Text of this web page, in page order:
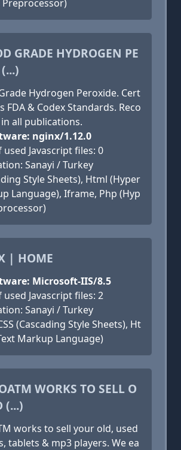
GRADE HYDROGEN PE
Hydrogen Peroxide. Cert
FDA & Codex Standards. Reco
all publications.
nginx/1.12.0
Javascript files: 0
Sanayi / Turkey
Style Sheets), Html (Hyper
Language), Iframe, Php (Hyp
| HOME
Microsoft-IIS/8.5
Javascript files: 2
Sanayi / Turkey
(Cascading Style Sheets), Ht
Markup Language)
WORKS TO SELL O
(...)
works to sell your old, used
tablets & mp3 players. We ea